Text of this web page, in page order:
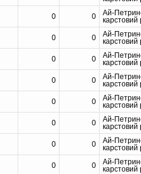
0 0
Ай-
карстовий
0 0
Ай-
карстовий
0 0
Ай-
карстовий
0 0
Ай-
карстовий
0 0
Ай-
карстовий
0 0
Ай-
карстовий
0 0
Ай-
карстовий
0 0
Ай-
карстовий